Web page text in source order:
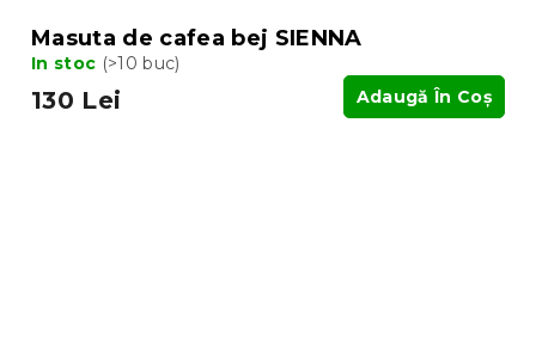
Masuta de cafea bej SIENNA
In stoc (>10 buc)
130 Lei Adaugă În Coş